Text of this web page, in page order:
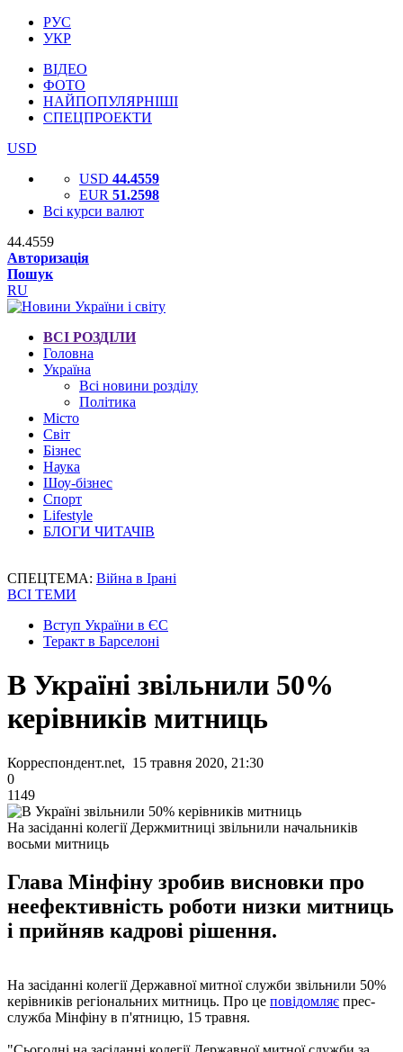
РУС
УКР
ВІДЕО
ФОТО
НАЙПОПУЛЯРНІШІ
СПЕЦПРОЕКТИ
USD
USD 44.4559
EUR 51.2598
Всі курси валют
44.4559
Авторизація
Пошук
RU
ВСІ РОЗДІЛИ
Головна
Україна
Всі новини розділу
Політика
Місто
Світ
Бізнес
Наука
Шоу-бізнес
Спорт
Lifestyle
БЛОГИ ЧИТАЧІВ
СПЕЦТЕМА: Війна в Ірані
ВСІ ТЕМИ
Вступ України в ЄС
Теракт в Барселоні
В Україні звільнили 50%
керівників митниць
Корреспондент.net, 15 травня 2020, 21:30
0
1149
На засіданні колегії Держмитниці звільнили начальників
восьми митниць
Глава Мінфіну зробив висновки про
неефективність роботи низки митниць
і прийняв кадрові рішення.
На засіданні колегії Державної митної служби звільнили 50%
керівників регіональних митниць. Про це повідомляє прес-
служба Мінфіну в п'ятницю, 15 травня.